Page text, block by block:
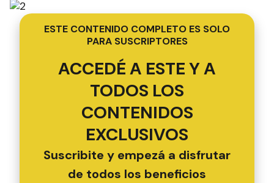
ESTE CONTENIDO COMPLETO ES SOLO
PARA SUSCRIPTORES
ACCEDÉ A ESTE Y A
TODOS LOS
CONTENIDOS
EXCLUSIVOS
Suscribite y empezá a disfrutar
de todos los beneficios